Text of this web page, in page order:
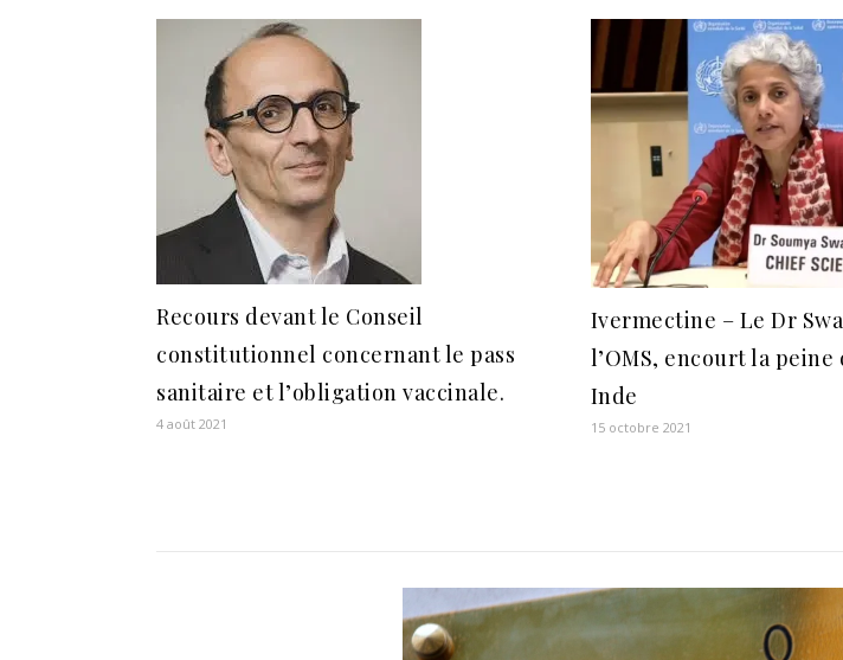
Recours devant le Conseil
constitutionnel concernant le pass
sanitaire et l’obligation vaccinale.
4 août 2021
Ivermectine – Le Dr
l’OMS, encourt la peine
Inde
15 octobre 2021